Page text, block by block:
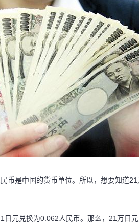
币是中国的货币单位。所以，想要知道
元兑换为0.062人民币。那么，21万日